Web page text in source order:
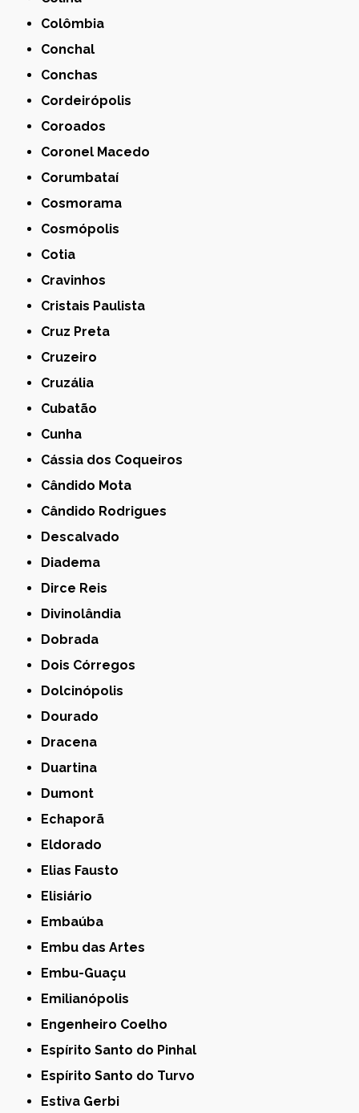
Colômbia
Conchal
Conchas
Cordeirópolis
Coroados
Coronel Macedo
Corumbataí
Cosmorama
Cosmópolis
Cotia
Cravinhos
Cristais Paulista
Cruz Preta
Cruzeiro
Cruzália
Cubatão
Cunha
Cássia dos Coqueiros
Cândido Mota
Cândido Rodrigues
Descalvado
Diadema
Dirce Reis
Divinolândia
Dobrada
Dois Córregos
Dolcinópolis
Dourado
Dracena
Duartina
Dumont
Echaporã
Eldorado
Elias Fausto
Elisiário
Embaúba
Embu das Artes
Embu-Guaçu
Emilianópolis
Engenheiro Coelho
Espírito Santo do Pinhal
Espírito Santo do Turvo
Estiva Gerbi